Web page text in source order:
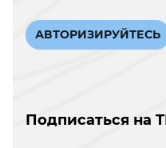
АВТОРИЗИРУЙТЕСЬ
Подписаться на